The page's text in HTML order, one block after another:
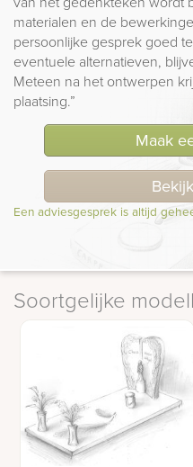
materialen en de
persoonlijke gesprek goed
eventuele alternatieven,
Meteen na het ontwerpen
plaatsing.”
Maak
Een adviesgesprek is altijd
Soortgelijke